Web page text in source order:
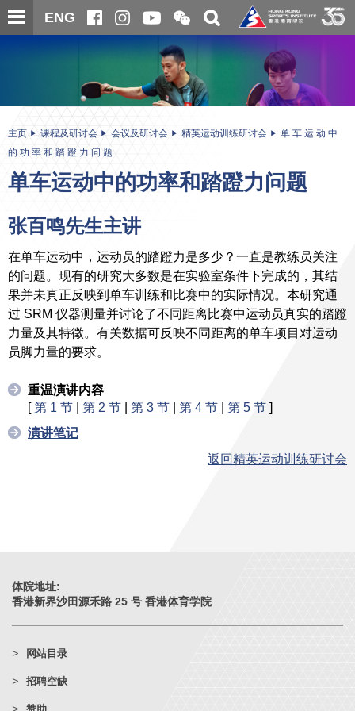
跳
至
ENG
开
合
信
二
维
码
关
搜
主页 课程及研讨会 会议及研讨会 精英运动训练研讨会
单 车 运 动 中
的 功 率 和 踏 蹬 力 问 题
单车运动中的功率和踏蹬力问题
张百鸣先生主讲
在单车运动中，运动员的踏蹬力是多少？一直是教练员关注
的问题。现有的研究大多数是在实验室条件下完成的，其结
果并未真正反映到单车训练和比赛中的实际情况。本研究通
过 SRM 仪器测量并讨论了不同距离比赛中运动员真实的踏蹬
力量及其特徵。有关数据可反映不同距离的单车项目对运动
员脚力量的要求。
重温演讲内容
[第 1 节 | 第 2 节 | 第 3 节 | 第 4 节 | 第 5 节 ]
演讲笔记
返回精英运动训练研讨会
体院地址:
香港新界沙田源禾路 25 号 香港体育学院
网站目录
招聘空缺